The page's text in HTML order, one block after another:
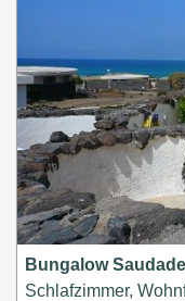
Bungalow
Schlafzimmer,